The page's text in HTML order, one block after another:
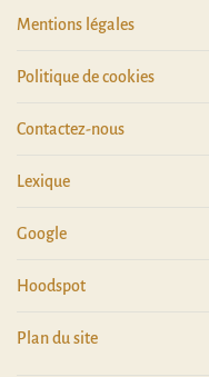
Mentions légales
Politique de cookies
Contactez-nous
Lexique
Google
Hoodspot
Plan du site